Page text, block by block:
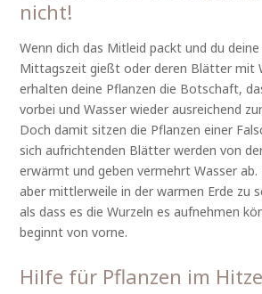
nicht!
Wenn dich das Mitleid packt und du
Mittagszeit gießt oder deren Blätter mit
erhalten deine Pflanzen die Botschaft,
vorbei und Wasser wieder ausreichend
Doch damit sitzen die Pflanzen einer
sich aufrichtenden Blätter werden von
erwärmt und geben vermehrt Wasser
aber mittlerweile in der warmen Erde zu
als dass es die Wurzeln es aufnehmen
beginnt von vorne.
Hilfe für Pflanzen im